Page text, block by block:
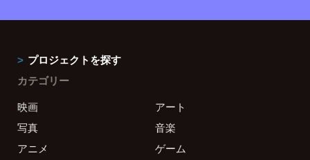
プロジェクトを探す
カテゴリー
映画
アート
写真
音楽
アニメ
ゲーム